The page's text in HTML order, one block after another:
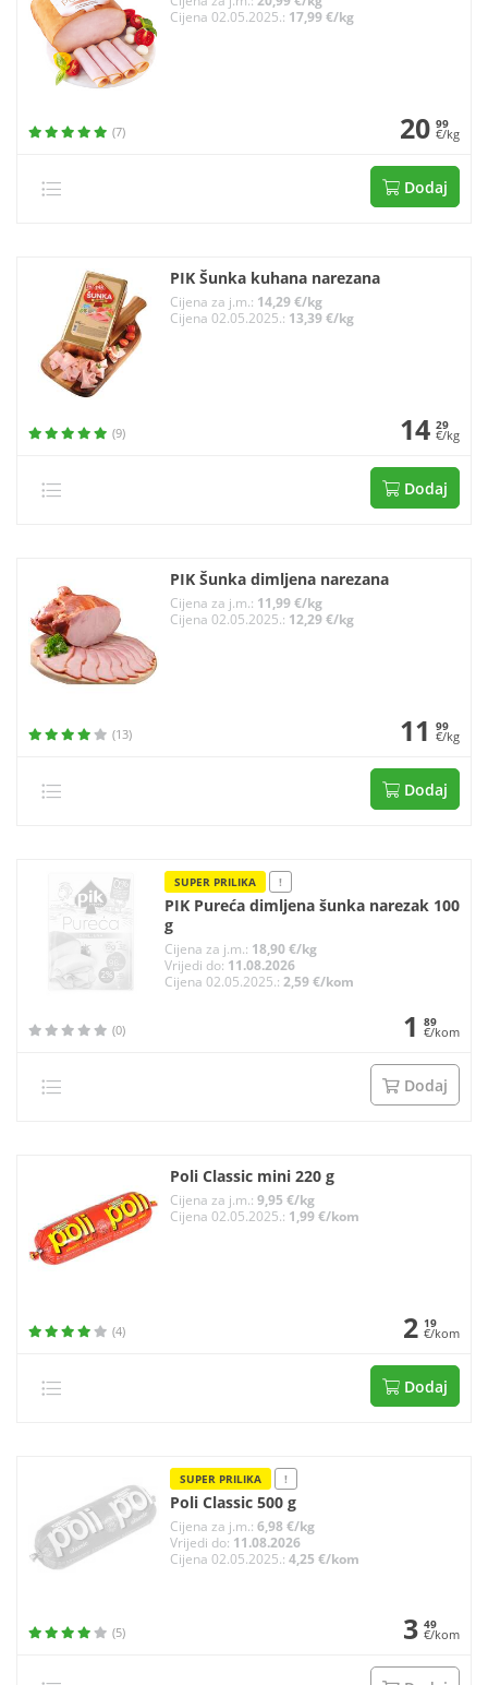
Cijena 02.05.2025.: 17,99 €/kg
(7) 20 99
€/kg
Dodaj
PIK Šunka kuhana narezana
Cijena za j.m.: 14,29 €/kg
Cijena 02.05.2025.: 13,39 €/kg
(9) 14 29
€/kg
Dodaj
PIK Šunka dimljena narezana
Cijena za j.m.: 11,99 €/kg
Cijena 02.05.2025.: 12,29 €/kg
(13) 11 99
€/kg
Dodaj
SUPER PRILIKA !
PIK Pureća dimljena šunka narezak 100
g
Cijena za j.m.: 18,90 €/kg
Vrijedi do: 11.08.2026
Cijena 02.05.2025.: 2,59 €/kom
(0) 1 89
€/kom
Dodaj
Poli Classic mini 220 g
Cijena za j.m.: 9,95 €/kg
Cijena 02.05.2025.: 1,99 €/kom
(4) 2 19
€/kom
Dodaj
SUPER PRILIKA !
Poli Classic 500 g
Cijena za j.m.: 6,98 €/kg
Vrijedi do: 11.08.2026
Cijena 02.05.2025.: 4,25 €/kom
(5) 3 49
€/kom